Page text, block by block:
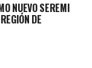
NUEVO SEREMI
DE